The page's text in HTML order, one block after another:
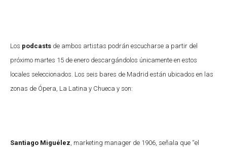
Los podcasts de ambos artistas podrán escucharse a partir del
próximo martes 15 de enero descargándolos únicamente en estos
locales seleccionados. Los seis bares de Madrid están ubicados en las
zonas de Ópera, La Latina y Chueca y son:
Santiago Miguélez , marketing manager de 1906, señala que “el